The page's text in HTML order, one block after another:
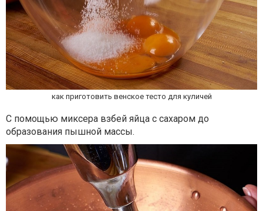
как приготовить венское тесто для куличей
С помощью миксера взбей яйца с сахаром до
образования пышной массы.